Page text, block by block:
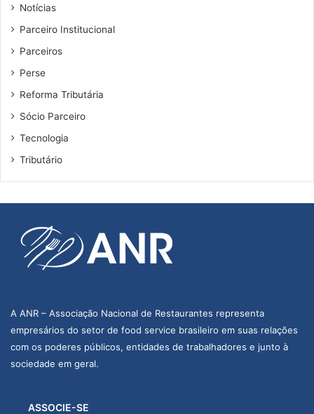
Notícias
Parceiro Institucional
Parceiros
Perse
Reforma Tributária
Sócio Parceiro
Tecnologia
Tributário
A ANR – Associação Nacional de Restaurantes representa
empresários do setor de food service brasileiro em suas relações
com os poderes públicos, entidades de trabalhadores e junto à
sociedade em geral.
ASSOCIE-SE